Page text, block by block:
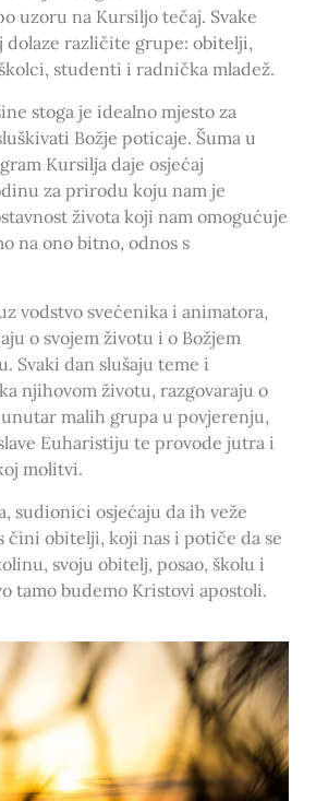
uzoru na Kursiljo tečaj. Svake
dolaze različite grupe: obitelji,
studenti i radnička mladež.
stoga je idealno mjesto za
Božje poticaje. Šuma u
Kursilja daje osjećaj
za prirodu koju nam je
života koji nam omogućuje
na ono bitno, odnos s
vodstvo svećenika i animatora,
o svojem životu i o Božjem
Svaki dan slušaju teme i
njihovom životu, razgovaraju o
malih grupa u povjerenju,
Euharistiju te provode jutra i
molitvi.
sudionici osjećaju da ih veže
čini obitelji, koji nas i potiče da se
svoju obitelj, posao, školu i
tamo budemo Kristovi apostoli.